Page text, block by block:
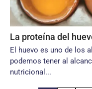
La proteína del
El huevo es uno de los
podemos tener al
nutricional...